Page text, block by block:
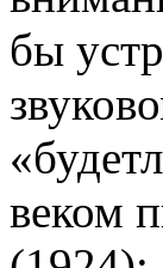
бы
веком